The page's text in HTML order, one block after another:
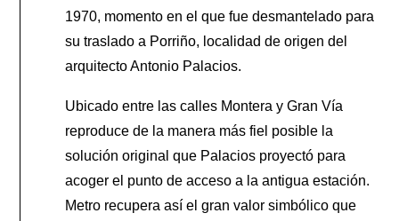
1970, momento en el que fue desmantelado para
su traslado a Porriño, localidad de origen del
arquitecto Antonio Palacios.
Ubicado entre las calles Montera y Gran Vía
reproduce de la manera más fiel posible la
solución original que Palacios proyectó para
acoger el punto de acceso a la antigua estación.
Metro recupera así el gran valor simbólico que